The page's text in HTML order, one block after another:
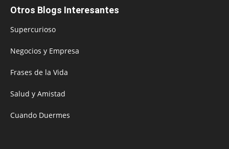
Otros Blogs Interesantes
Supercurioso
Negocios y Empresa
Frases de la Vida
Salud y Amistad
Cuando Duermes